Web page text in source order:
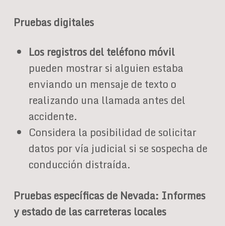
Pruebas digitales
Los registros del teléfono móvil
pueden mostrar si alguien estaba
enviando un mensaje de texto o
realizando una llamada antes del
accidente.
Considera la posibilidad de solicitar
datos por vía judicial si se sospecha de
conducción distraída.
Pruebas específicas de Nevada: Informes
y estado de las carreteras locales